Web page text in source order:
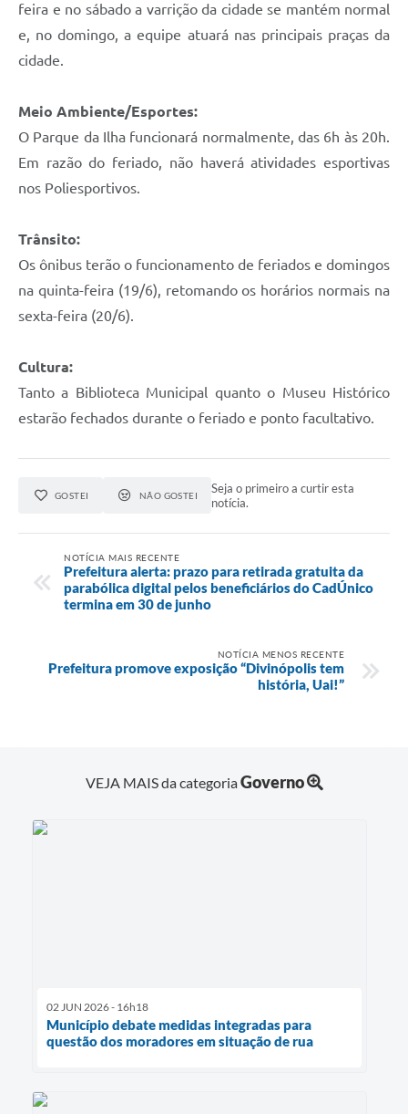
feira e no sábado a varrição da cidade se mantém normal
e, no domingo, a equipe atuará nas principais praças da
cidade.
Meio Ambiente/Esportes:
O Parque da Ilha funcionará normalmente, das 6h às 20h.
Em razão do feriado, não haverá atividades esportivas
nos Poliesportivos.
Trânsito:
Os ônibus terão o funcionamento de feriados e domingos
na quinta-feira (19/6), retomando os horários normais na
sexta-feira (20/6).
Cultura:
Tanto a Biblioteca Municipal quanto o Museu Histórico
estarão fechados durante o feriado e ponto facultativo.
GOSTEI NÃO GOSTEI
Seja o primeiro a curtir esta
notícia.
NOTÍCIA MAIS RECENTE
Prefeitura alerta: prazo para retirada gratuita da
parabólica digital pelos beneficiários do CadÚnico
termina em 30 de junho
NOTÍCIA MENOS RECENTE
Prefeitura promove exposição “Divinópolis tem
história, Uai!”
VEJA MAIS da categoriaGoverno
02 JUN 2026 - 16h18
Município debate medidas integradas para
questão dos moradores em situação de rua